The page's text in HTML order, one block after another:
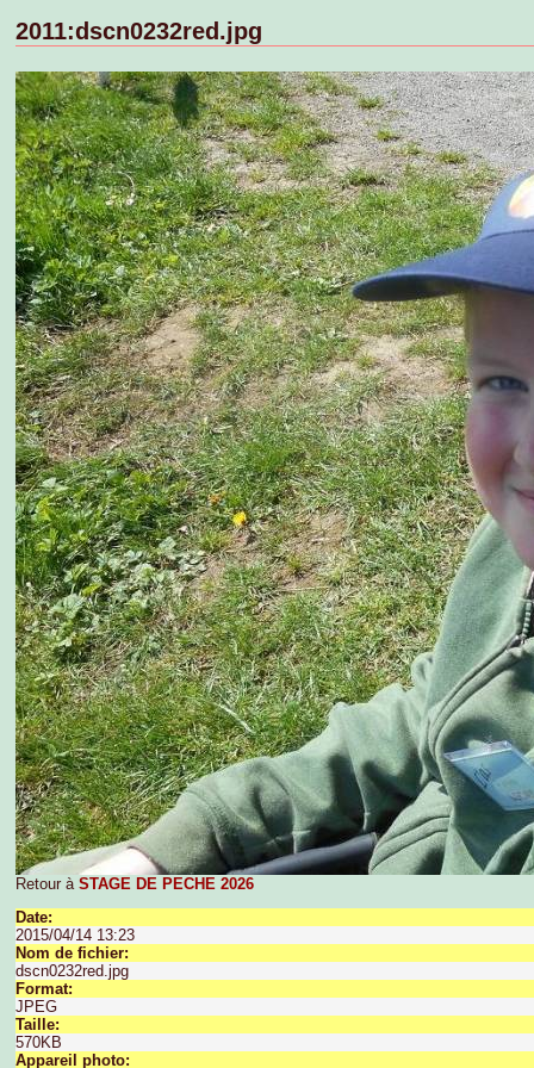
2011:dscn0232red.jpg
Retour à STAGE DE PECHE 2026
Date:
2015/04/14 13:23
Nom de fichier:
dscn0232red.jpg
Format:
JPEG
Taille:
570KB
Appareil photo: